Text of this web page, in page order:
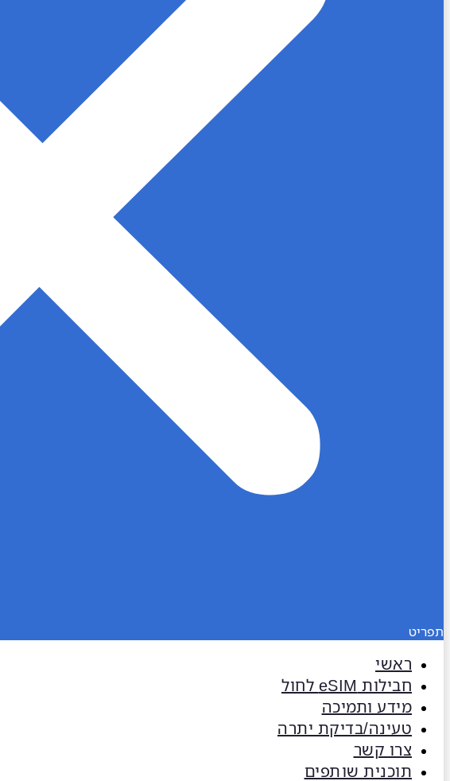
תפריט
ראשי
חבילות eSIM​ לחול
מידע ותמיכה
טעינה/בדיקת יתרה
צרו קשר
תוכנית שותפים